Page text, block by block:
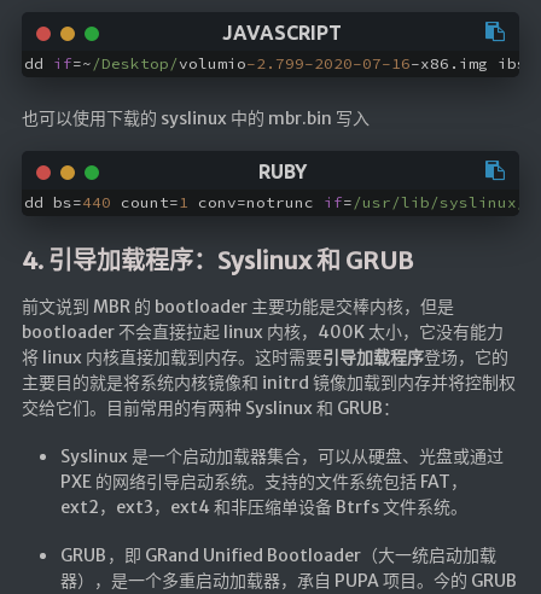
dd if=~/Desktop/volumio-2.799-2020-07-16-x86.img ibs=
也可以使用下载的 syslinux 中的 mbr.bin 写入
dd bs=440 count=1 conv=notrunc if=/usr/lib/syslinux/
4. 引导加载程序：Syslinux 和 GRUB
前文说到 MBR 的 bootloader 主要功能是交棒内核，但是
bootloader 不会直接拉起 linux 内核，400K 太小，它没有能力
将 linux 内核直接加载到内存。这时需要引导加载程序登场，它的
主要目的就是将系统内核镜像和 initrd 镜像加载到内存并将控制权
交给它们。目前常用的有两种 Syslinux 和 GRUB：
Syslinux 是一个启动加载器集合，可以从硬盘、光盘或通过
PXE 的网络引导启动系统。支持的文件系统包括 FAT，
ext2，ext3，ext4 和非压缩单设备 Btrfs 文件系统。
GRUB ，即 GRand Unified Bootloader（大一统启动加载
器），是一个多重启动加载器，承自 PUPA 项目。今的 GRUB